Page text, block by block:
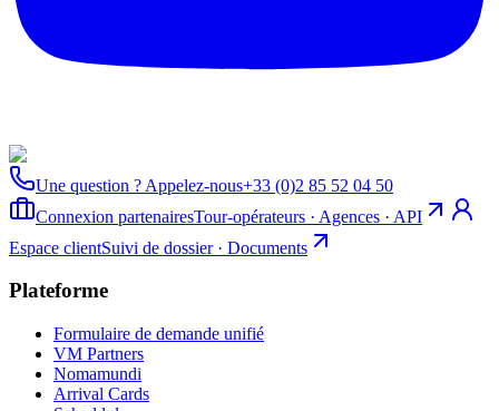
Une question ? Appelez-nous+33 (0)2 85 52 04 50
Connexion partenairesTour-opérateurs · Agences · API
Espace clientSuivi de dossier · Documents
Plateforme
Formulaire de demande unifié
VM Partners
Nomamundi
Arrival Cards